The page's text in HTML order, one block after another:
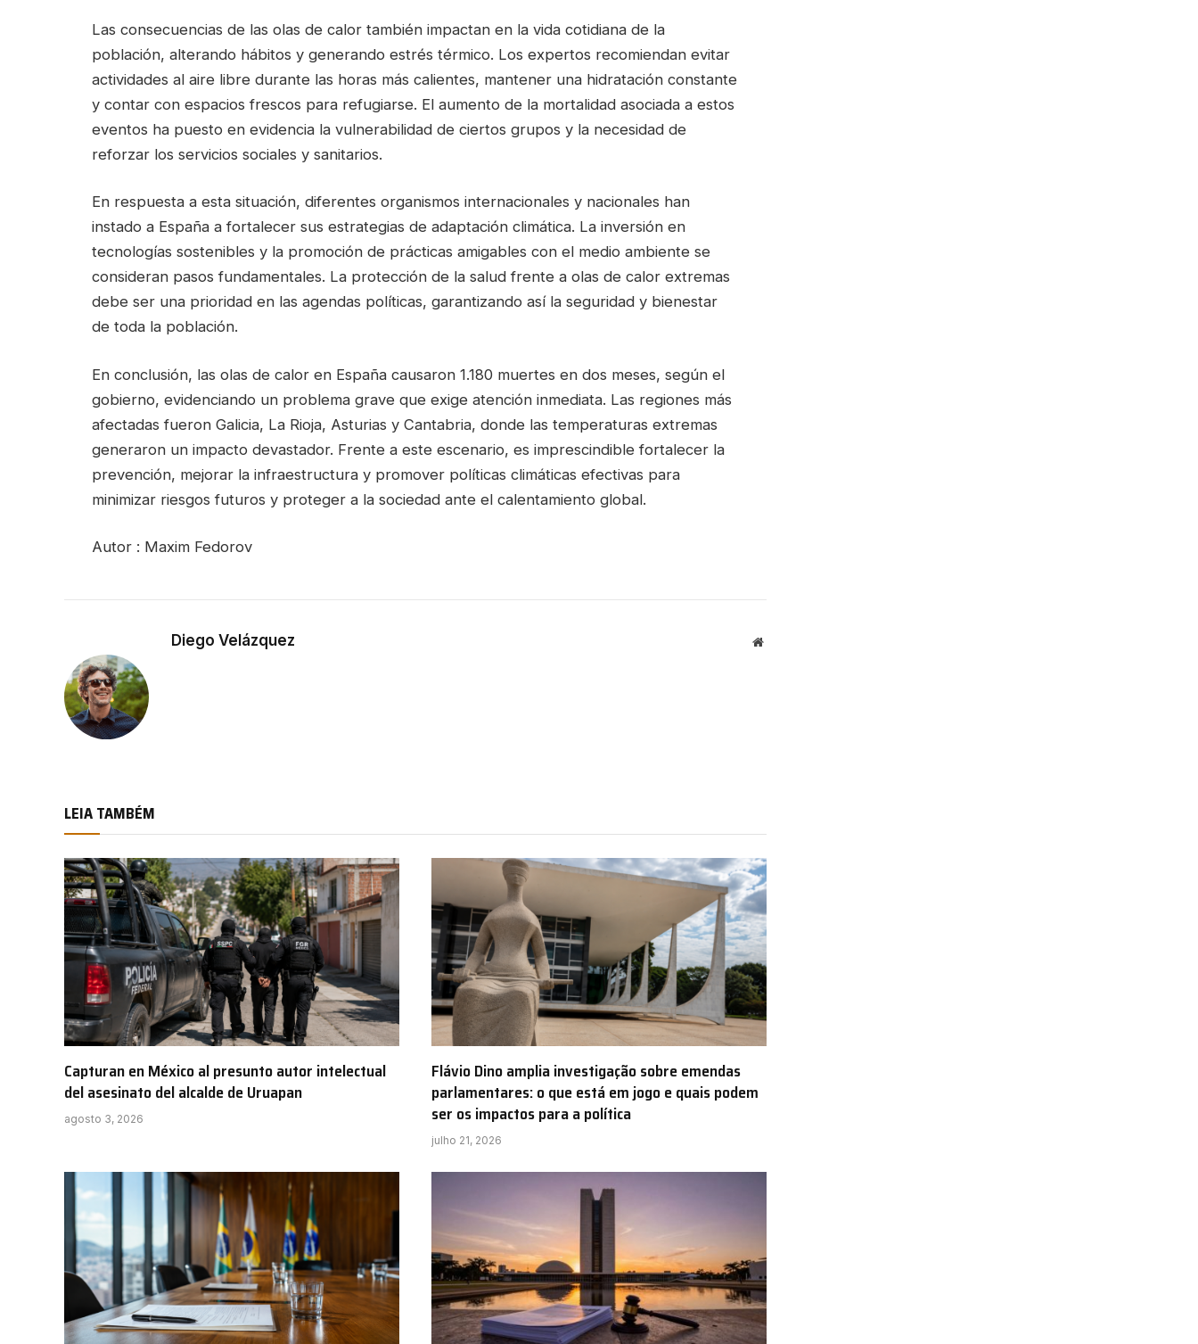
Las consecuencias de las olas de calor también impactan en la vida cotidiana de la
población, alterando hábitos y generando estrés térmico. Los expertos recomiendan evitar
actividades al aire libre durante las horas más calientes, mantener una hidratación constante
y contar con espacios frescos para refugiarse. El aumento de la mortalidad asociada a estos
eventos ha puesto en evidencia la vulnerabilidad de ciertos grupos y la necesidad de
reforzar los servicios sociales y sanitarios.
En respuesta a esta situación, diferentes organismos internacionales y nacionales han
instado a España a fortalecer sus estrategias de adaptación climática. La inversión en
tecnologías sostenibles y la promoción de prácticas amigables con el medio ambiente se
consideran pasos fundamentales. La protección de la salud frente a olas de calor extremas
debe ser una prioridad en las agendas políticas, garantizando así la seguridad y bienestar
de toda la población.
En conclusión, las olas de calor en España causaron 1.180 muertes en dos meses, según el
gobierno, evidenciando un problema grave que exige atención inmediata. Las regiones más
afectadas fueron Galicia, La Rioja, Asturias y Cantabria, donde las temperaturas extremas
generaron un impacto devastador. Frente a este escenario, es imprescindible fortalecer la
prevención, mejorar la infraestructura y promover políticas climáticas efectivas para
minimizar riesgos futuros y proteger a la sociedad ante el calentamiento global.
Autor : Maxim Fedorov
Diego Velázquez Website
LEIA TAMBÉM
Capturan en México al presunto autor intelectual
del asesinato del alcalde de Uruapan
agosto 3, 2026
Flávio Dino amplia investigação sobre emendas
parlamentares: o que está em jogo e quais podem
ser os impactos para a política
julho 21, 2026